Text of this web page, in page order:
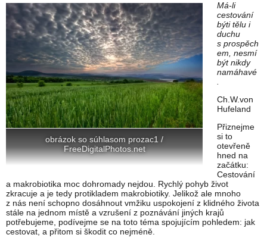
obrázok so súhlasom prozac1 /
FreeDigitalPhotos.net
Má-li
cestování
býti tělu i
duchu
s prospěch
em, nesmí
být nikdy
namáhavé
Ch.W.von
Hufeland
Přiznejme
si to
otevřeně
hned na
začátku:
Cestování
a makrobiotika moc dohromady nejdou. Rychlý pohyb život
zkracuje a je tedy protikladem makrobiotiky. Jelikož ale mnoho
z nás není schopno dosáhnout vmžiku uspokojení z klidného života
stále na jednom místě a vzrušení z poznávání jiných krajů
potřebujeme, podívejme se na toto téma spojujícím pohledem: jak
cestovat, a přitom si škodit co nejméně.